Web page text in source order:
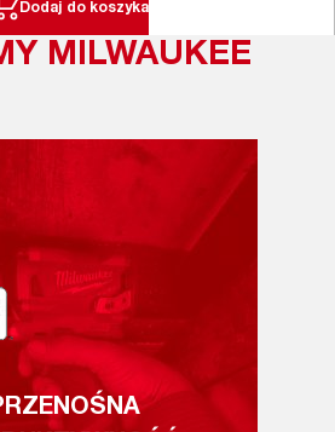
Dodaj do koszyka
MILWAUKEE